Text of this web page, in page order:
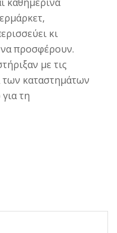
κι
προσφέρουν.
με τις
των καταστημάτων
τη